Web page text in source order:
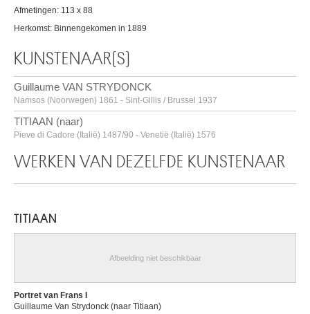
Afmetingen: 113 x 88
Herkomst: Binnengekomen in 1889
KUNSTENAAR(S)
Guillaume VAN STRYDONCK
Namsos (Noorwegen) 1861 - Sint-Gillis / Brussel 1937
TITIAAN (naar)
Pieve di Cadore (Italië) 1487/90 - Venetië (Italië) 1576
WERKEN VAN DEZELFDE KUNSTENAAR
TITIAAN
Afbeelding niet beschikbaar
Portret van Frans I
Guillaume Van Strydonck (naar Titiaan)